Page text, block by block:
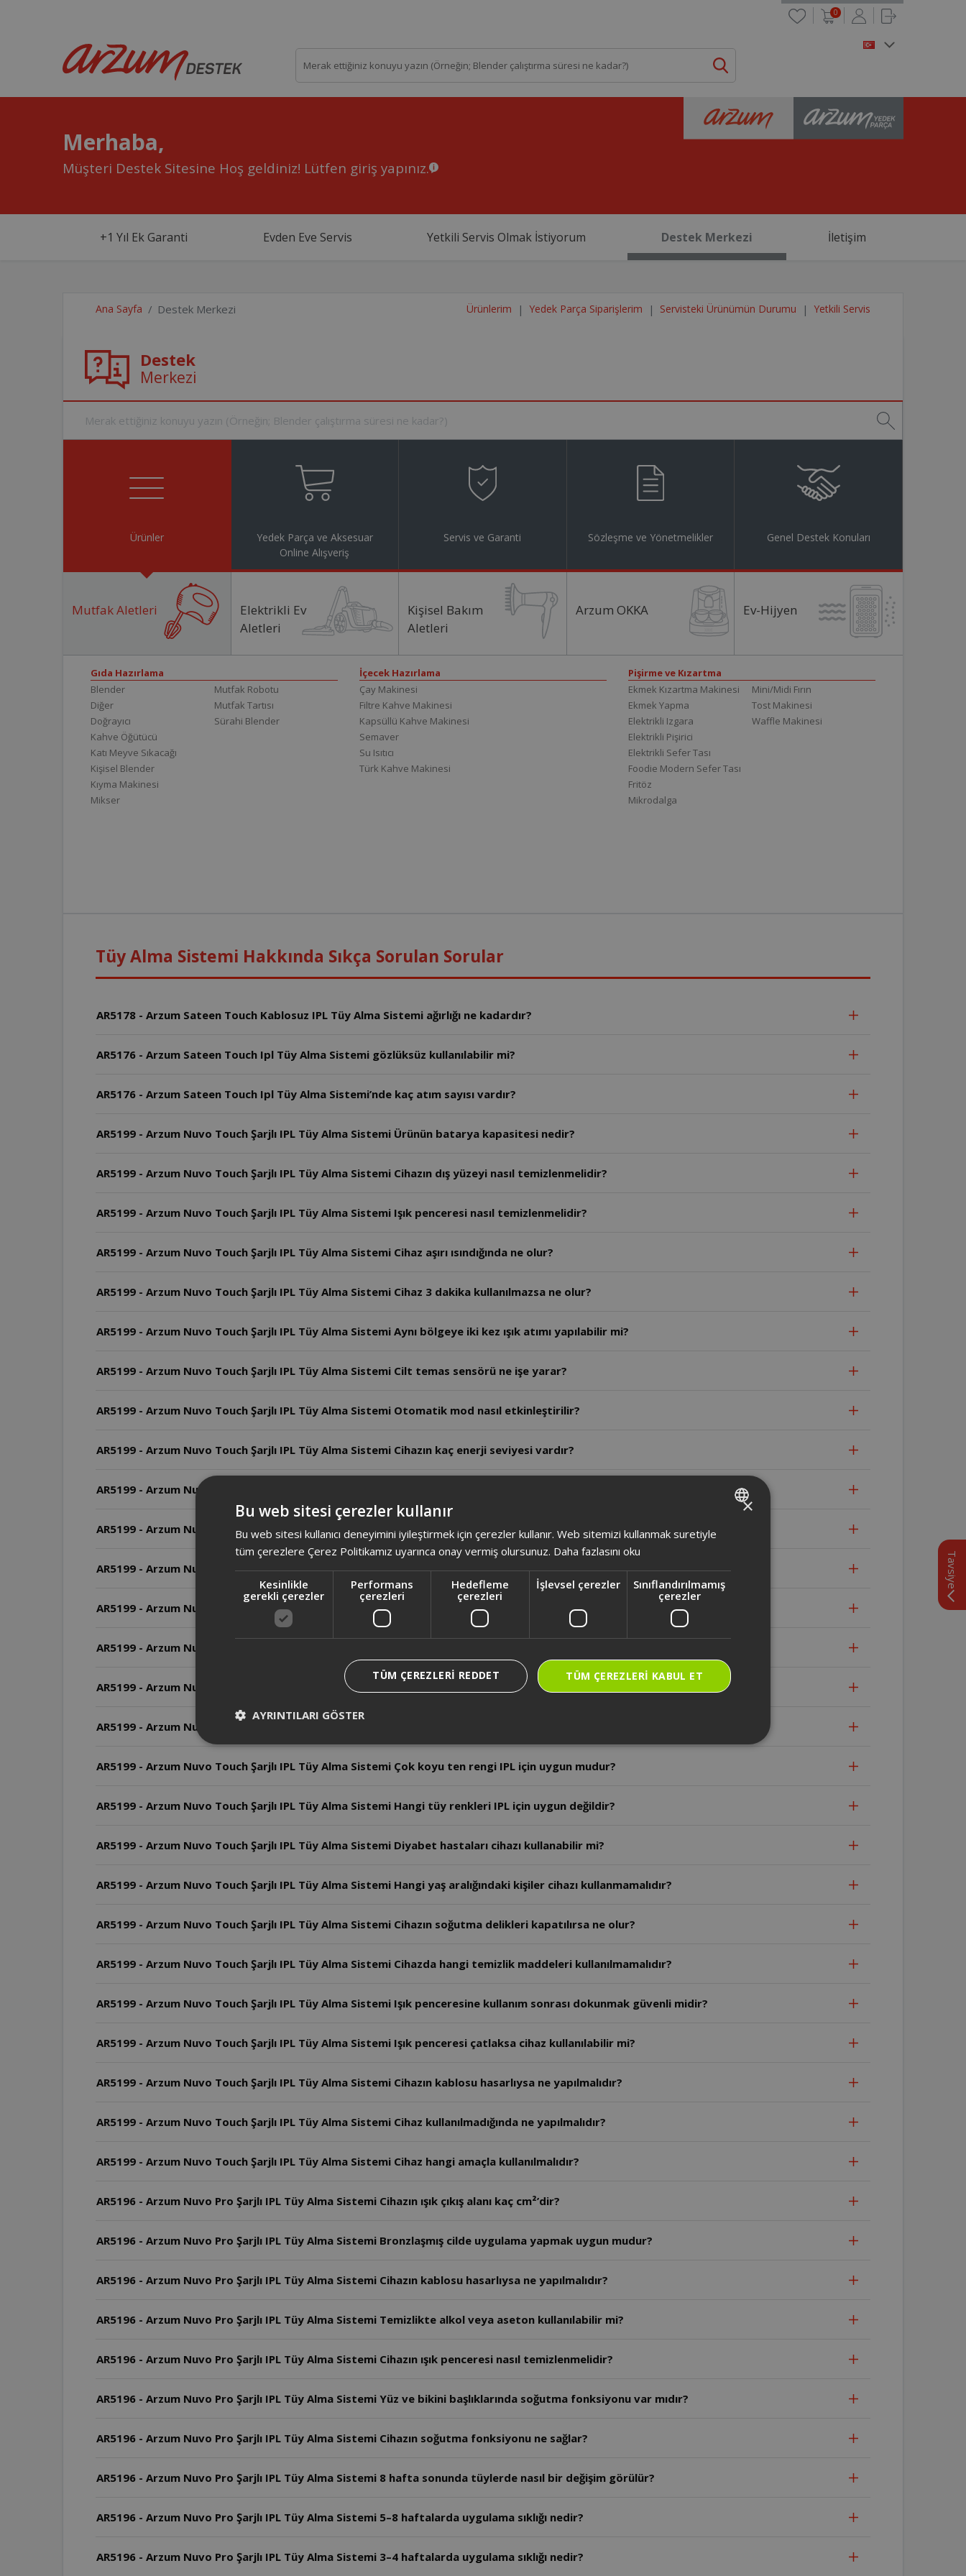
0
Merhaba,
Müşteri Destek Sitesine Hoş geldiniz! Lütfen giriş yapınız.
+1 Yıl Ek Garanti Evden Eve Servis Yetkili Servis Olmak İstiyorum Destek Merkezi İletişim
Ana Sayfa Destek Merkezi Ürünlerim Yedek Parça Siparişlerim Servisteki Ürünümün Durumu Yetkili Servis
Destek
Merkezi
Ürünler
Yedek Parça ve Aksesuar
Online Alışveriş
Servis ve Garanti Sözleşme ve Yönetmelikler Genel Destek Konuları
Mutfak Aletleri
Elektrikli Ev
Aletleri
Kişisel Bakım
Aletleri
Arzum OKKA Ev-Hijyen
Gıda Hazırlama
Blender
Diğer
Doğrayıcı
Kahve Öğütücü
Katı Meyve Sıkacağı
Kişisel Blender
Kıyma Makinesi
Mikser
Mutfak Robotu
Mutfak Tartısı
Sürahi Blender
İçecek Hazırlama
Çay Makinesi
Filtre Kahve Makinesi
Kapsüllü Kahve Makinesi
Semaver
Su Isıtıcı
Türk Kahve Makinesi
Pişirme ve Kızartma
Ekmek Kızartma Makinesi
Ekmek Yapma
Elektrikli Izgara
Elektrikli Pişirici
Elektrikli Sefer Tası
Foodie Modern Sefer Tası
Fritöz
Mikrodalga
Mini/Midi Fırın
Tost Makinesi
Waffle Makinesi
Tüy Alma Sistemi Hakkında Sıkça Sorulan Sorular
AR5178 - Arzum Sateen Touch Kablosuz IPL Tüy Alma Sistemi ağırlığı ne kadardır?
AR5176 - Arzum Sateen Touch Ipl Tüy Alma Sistemi gözlüksüz kullanılabilir mi?
AR5176 - Arzum Sateen Touch Ipl Tüy Alma Sistemi’nde kaç atım sayısı vardır?
AR5199 - Arzum Nuvo Touch Şarjlı IPL Tüy Alma Sistemi Ürünün batarya kapasitesi nedir?
AR5199 - Arzum Nuvo Touch Şarjlı IPL Tüy Alma Sistemi Cihazın dış yüzeyi nasıl temizlenmelidir?
AR5199 - Arzum Nuvo Touch Şarjlı IPL Tüy Alma Sistemi Işık penceresi nasıl temizlenmelidir?
AR5199 - Arzum Nuvo Touch Şarjlı IPL Tüy Alma Sistemi Cihaz aşırı ısındığında ne olur?
AR5199 - Arzum Nuvo Touch Şarjlı IPL Tüy Alma Sistemi Cihaz 3 dakika kullanılmazsa ne olur?
AR5199 - Arzum Nuvo Touch Şarjlı IPL Tüy Alma Sistemi Aynı bölgeye iki kez ışık atımı yapılabilir mi?
AR5199 - Arzum Nuvo Touch Şarjlı IPL Tüy Alma Sistemi Cilt temas sensörü ne işe yarar?
AR5199 - Arzum Nuvo Touch Şarjlı IPL Tüy Alma Sistemi Otomatik mod nasıl etkinleştirilir?
AR5199 - Arzum Nuvo Touch Şarjlı IPL Tüy Alma Sistemi Cihazın kaç enerji seviyesi vardır?
AR5199 - Arzum Nuvo Touch Şarjlı IPL Tüy Alma Sistemi Cihaz kablolu kullanılabilir mi?
AR5199 - Arzum Nuvo Touch Şarjlı IPL Tüy Alma Sistemi Tam şarjda cihaz kaç atım yapabilir?
AR5199 - Arzum Nuvo Touch Şarjlı IPL Tüy Alma Sistemi Cihazın tam şarj süresi ne kadardır?
AR5199 - Arzum Nuvo Touch Şarjlı IPL Tüy Alma Sistemi Tıraş dışındaki yöntemler neden önerilmez?
AR5199 - Arzum Nuvo Touch Şarjlı IPL Tüy Alma Sistemi IPL uygulaması öncesi tüyler nasıl hazırlanmalıdır?
AR5199 - Arzum Nuvo Touch Şarjlı IPL Tüy Alma Sistemi Cilt testi sonrası ne kadar beklenmelidir?
AR5199 - Arzum Nuvo Touch Şarjlı IPL Tüy Alma Sistemi İlk kullanımda hangi enerji seviyesi önerilir?
AR5199 - Arzum Nuvo Touch Şarjlı IPL Tüy Alma Sistemi Çok koyu ten rengi IPL için uygun mudur?
AR5199 - Arzum Nuvo Touch Şarjlı IPL Tüy Alma Sistemi Hangi tüy renkleri IPL için uygun değildir?
AR5199 - Arzum Nuvo Touch Şarjlı IPL Tüy Alma Sistemi Diyabet hastaları cihazı kullanabilir mi?
AR5199 - Arzum Nuvo Touch Şarjlı IPL Tüy Alma Sistemi Hangi yaş aralığındaki kişiler cihazı kullanmamalıdır?
AR5199 - Arzum Nuvo Touch Şarjlı IPL Tüy Alma Sistemi Cihazın soğutma delikleri kapatılırsa ne olur?
AR5199 - Arzum Nuvo Touch Şarjlı IPL Tüy Alma Sistemi Cihazda hangi temizlik maddeleri kullanılmamalıdır?
AR5199 - Arzum Nuvo Touch Şarjlı IPL Tüy Alma Sistemi Işık penceresine kullanım sonrası dokunmak güvenli midir?
AR5199 - Arzum Nuvo Touch Şarjlı IPL Tüy Alma Sistemi Işık penceresi çatlaksa cihaz kullanılabilir mi?
AR5199 - Arzum Nuvo Touch Şarjlı IPL Tüy Alma Sistemi Cihazın kablosu hasarlıysa ne yapılmalıdır?
AR5199 - Arzum Nuvo Touch Şarjlı IPL Tüy Alma Sistemi Cihaz kullanılmadığında ne yapılmalıdır?
AR5199 - Arzum Nuvo Touch Şarjlı IPL Tüy Alma Sistemi Cihaz hangi amaçla kullanılmalıdır?
AR5196 - Arzum Nuvo Pro Şarjlı IPL Tüy Alma Sistemi Cihazın ışık çıkış alanı kaç cm²’dir?
AR5196 - Arzum Nuvo Pro Şarjlı IPL Tüy Alma Sistemi Bronzlaşmış cilde uygulama yapmak uygun mudur?
AR5196 - Arzum Nuvo Pro Şarjlı IPL Tüy Alma Sistemi Cihazın kablosu hasarlıysa ne yapılmalıdır?
AR5196 - Arzum Nuvo Pro Şarjlı IPL Tüy Alma Sistemi Temizlikte alkol veya aseton kullanılabilir mi?
AR5196 - Arzum Nuvo Pro Şarjlı IPL Tüy Alma Sistemi Cihazın ışık penceresi nasıl temizlenmelidir?
AR5196 - Arzum Nuvo Pro Şarjlı IPL Tüy Alma Sistemi Yüz ve bikini başlıklarında soğutma fonksiyonu var mıdır?
AR5196 - Arzum Nuvo Pro Şarjlı IPL Tüy Alma Sistemi Cihazın soğutma fonksiyonu ne sağlar?
AR5196 - Arzum Nuvo Pro Şarjlı IPL Tüy Alma Sistemi 8 hafta sonunda tüylerde nasıl bir değişim görülür?
AR5196 - Arzum Nuvo Pro Şarjlı IPL Tüy Alma Sistemi 5–8 haftalarda uygulama sıklığı nedir?
AR5196 - Arzum Nuvo Pro Şarjlı IPL Tüy Alma Sistemi 3–4 haftalarda uygulama sıklığı nedir?
Tavsiye
TURKISH
×
Bu web sitesi çerezler kullanır
Bu web sitesi kullanıcı deneyimini iyileştirmek için çerezler kullanır. Web sitemizi kullanmak suretiyle
tüm çerezlere Çerez Politikamız uyarınca onay vermiş olursunuz. Daha fazlasını oku
Kesinlikle
gerekli çerezler
Performans
çerezleri
Hedefleme
çerezleri
İşlevsel çerezler
Sınıflandırılmamış
çerezler
TÜM ÇEREZLERI KABUL ET
TÜM ÇEREZLERI REDDET
AYRINTILARI GÖSTER